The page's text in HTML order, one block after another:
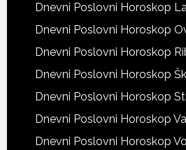
Dnevni Poslovni Horoskop
Dnevni Poslovni Horoskop
Dnevni Poslovni Horoskop
Dnevni Poslovni Horoskop
Dnevni Poslovni Horoskop
Dnevni Poslovni Horoskop
Dnevni Poslovni Horoskop